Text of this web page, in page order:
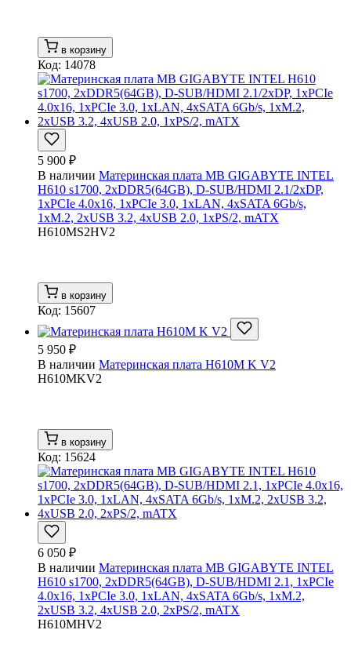
в корзину
Код: 14078
5 900 ₽
В наличии Материнская плата MB GIGABYTE INTEL
H610 s1700, 2xDDR5(64GB), D-SUB/HDMI 2.1/2xDP,
1xPCIe 4.0x16, 1xPCIe 3.0, 1xLAN, 4xSATA 6Gb/s,
1xM.2, 2xUSB 3.2, 4xUSB 2.0, 1xPS/2, mATX
H610MS2HV2
в корзину
Код: 15607
5 950 ₽
В наличии Материнская плата H610M K V2
H610MKV2
в корзину
Код: 15624
6 050 ₽
В наличии Материнская плата MB GIGABYTE INTEL
H610 s1700, 2xDDR5(64GB), D-SUB/HDMI 2.1, 1xPCIe
4.0x16, 1xPCIe 3.0, 1xLAN, 4xSATA 6Gb/s, 1xM.2,
2xUSB 3.2, 4xUSB 2.0, 2xPS/2, mATX
H610MHV2